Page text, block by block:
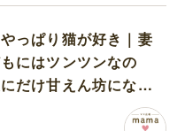
やっぱり猫が好き｜妻
にはツンツンなの
だけ甘えん坊になる